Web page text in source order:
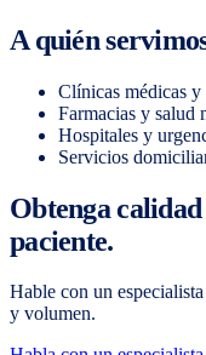
A quién
Clínicas médicas
Farmacias y salud
Hospitales y
Servicios
Obtenga
paciente.
Hable con un
y volumen.